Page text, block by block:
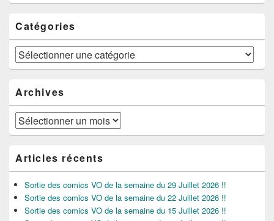
Catégories
Catégories
Archives
Archives
Articles récents
Sortie des comics VO de la semaine du 29 Juillet 2026 !!
Sortie des comics VO de la semaine du 22 Juillet 2026 !!
Sortie des comics VO de la semaine du 15 Juillet 2026 !!